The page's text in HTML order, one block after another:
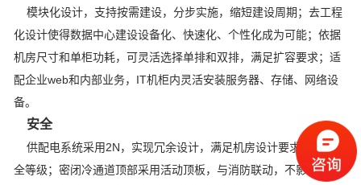
模块化设计，支持按需建设，分步实施，缩短建设周期；去工程
化设计使得数据中心建设设备化、快速化、个性化成为可能；依据
机房尺寸和单柜功耗，可灵活选择单排和双排，满足扩容要求；适
配企业web和内部业务，IT机柜内灵活安装服务器、存储、网络设
备。
安全
供配电系统采用2N，实现冗余设计，满足机房设计要求，提高安
全等级；密闭冷通道顶部采用活动顶板，与消防联动，不影响气体